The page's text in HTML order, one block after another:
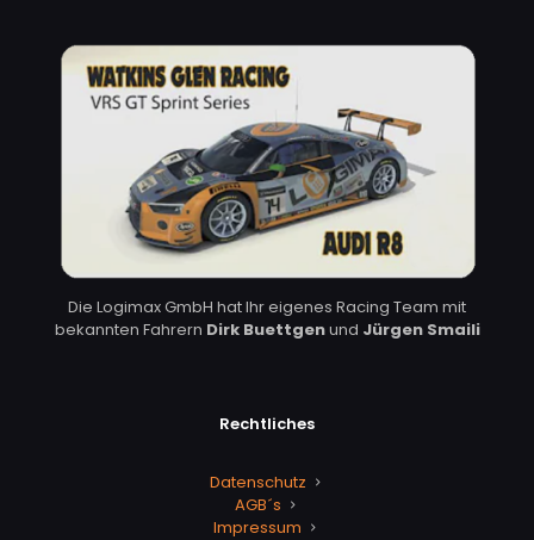
Die Logimax GmbH hat Ihr eigenes Racing Team mit
bekannten Fahrern Dirk Buettgenund Jürgen Smaili
Rechtliches
Datenschutz
AGB´s
Impressum